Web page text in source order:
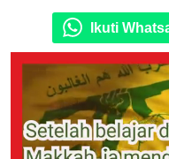
Ikuti